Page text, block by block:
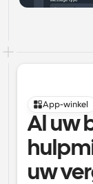
App-winkel
Al uw
uw